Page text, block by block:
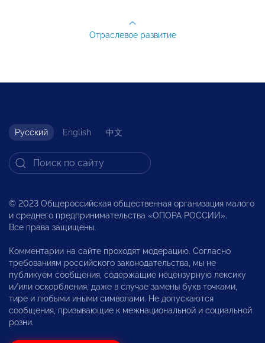
Отраслевое развитие
Русский English 中文
© 2023 Общероссийская общественная организация малого
и среднего предпринимательства «ОПОРА РОССИИ».
Все права защищены.
Комментарии на сайте проходят модерацию. Согласно
требованиям российского законодательства, мы не
публикуем сообщения, содержащие нецензурную лексику
и/или оскорбления, даже в случае замены букв точками,
тире и любыми иными символами. Не допускаются
сообщения, призывающие к межнациональной и социальной
розни.